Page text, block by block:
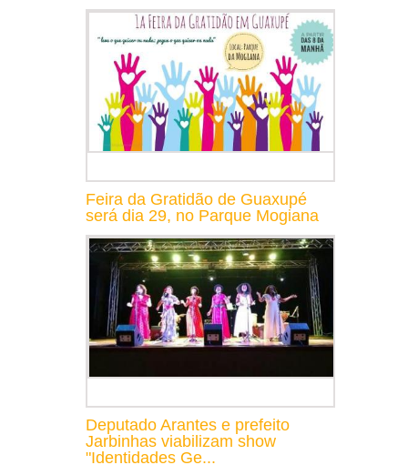
Feira da Gratidão de Guaxupé
será dia 29, no Parque Mogiana
Deputado Arantes e prefeito
Jarbinhas viabilizam show
"Identidades Ge...